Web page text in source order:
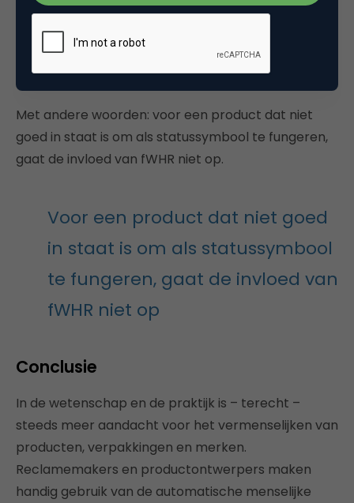
werd dit huis als dominanter ervaren en waren
mensen bereid om er meer voor te betalen. Dit
gold echter niet voor een mop (een dweil op een
stok) met een hoge fWHR.
Met andere woorden: voor een product dat niet
goed in staat is om als statussymbool te fungeren,
gaat de invloed van fWHR niet op.
Voor een product dat niet goed
in staat is om als statussymbool
te fungeren, gaat de invloed van
fWHR niet op
Conclusie
In de wetenschap en de praktijk is – terecht –
steeds meer aandacht voor het vermenselijken van
producten, verpakkingen en merken.
Reclamemakers en productontwerpers maken
handig gebruik van de automatische menselijke